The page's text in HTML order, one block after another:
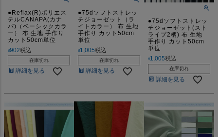
●Reflax(R)ポリエス
テルCANAPA(カナ
パ)（ベーシックカラ
ー） 布 生地 手作り
カット50cm単位
¥902税込
在庫切れ
詳細を見る
●75dソフトストレッ
チジョーゼット（ラ
イトカラー） 布 生地
手作り カット50cm
単位
¥1,005税込
在庫切れ
詳細を見る
●75dソフトストレッ
チジョーゼット(スト
ライプ2柄) 布 生地
手作り カット50cm
単位
¥1,005税込
在庫切れ
詳細を見る